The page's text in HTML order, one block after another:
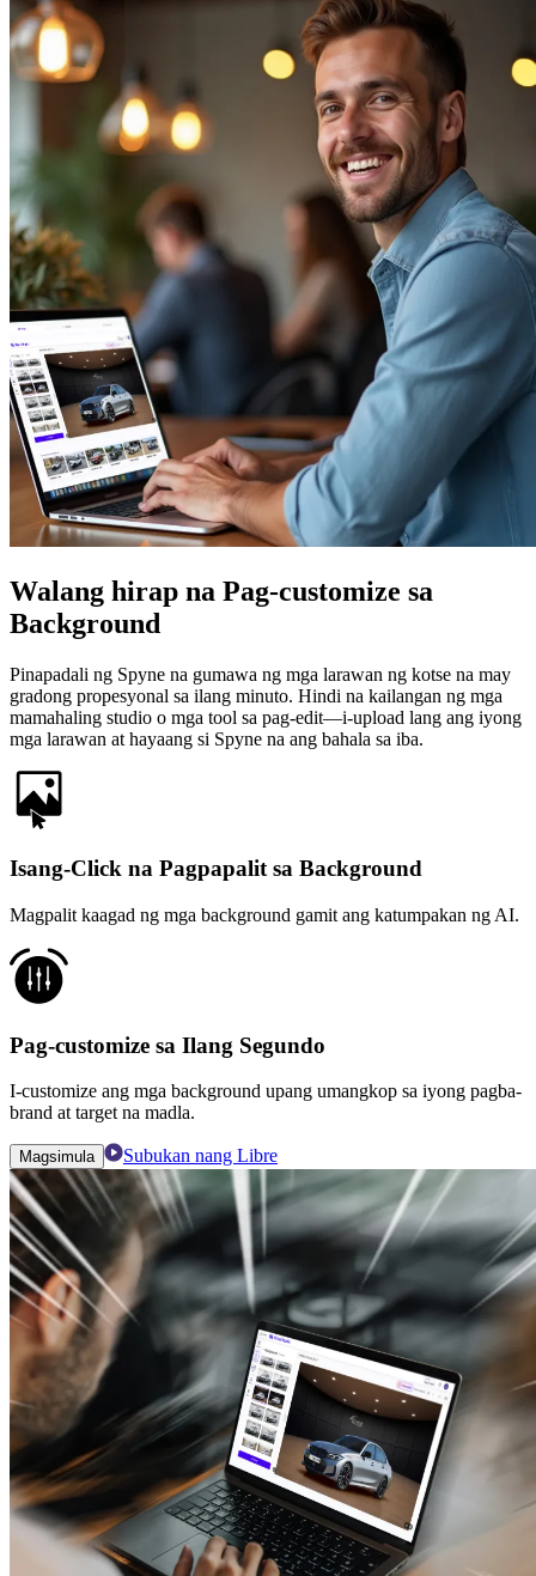
Walang hirap na Pag-customize sa
Background
Pinapadali ng Spyne na gumawa ng mga larawan ng kotse na may
gradong propesyonal sa ilang minuto. Hindi na kailangan ng mga
mamahaling studio o mga tool sa pag-edit—i-upload lang ang iyong
mga larawan at hayaang si Spyne na ang bahala sa iba.
Isang-Click na Pagpapalit sa Background
Magpalit kaagad ng mga background gamit ang katumpakan ng AI.
Pag-customize sa Ilang Segundo
I-customize ang mga background upang umangkop sa iyong pagba-
brand at target na madla.
Magsimula Subukan nang Libre